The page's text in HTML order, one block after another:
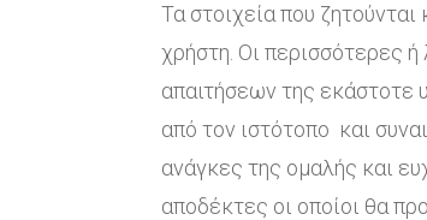
Τα στοιχεία που
χρήστη. Οι περισσότερες
απαιτήσεων της εκάστοτε
από τον ιστότοπο και
ανάγκες της ομαλής και
αποδέκτες οι οποίοι θα